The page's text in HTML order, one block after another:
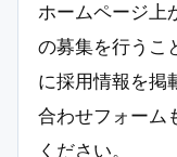
ホームページ上
の募集を行うこ
に採用情報を掲
合わせフォーム
ください。